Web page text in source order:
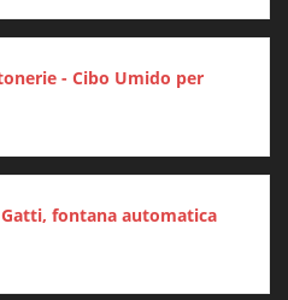
- Cibo Umido per
fontana automatica